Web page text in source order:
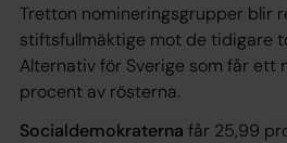
Tretton nomineringsgrupper blir
stiftsfullmäktige mot de tidigare
Alternativ för Sverige som får ett
procent av rösterna.
Socialdemokraterna får 25,99